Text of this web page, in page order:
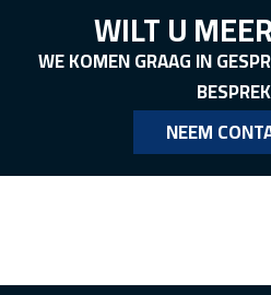
WILT U
WE KOMEN GRAAG IN
NEEM